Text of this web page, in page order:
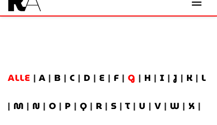
ALLE | A | B | C | D | E | F | G | H | I |J | K | L
| M | N | O | P | Q | R | S | T | U | V | W | X |